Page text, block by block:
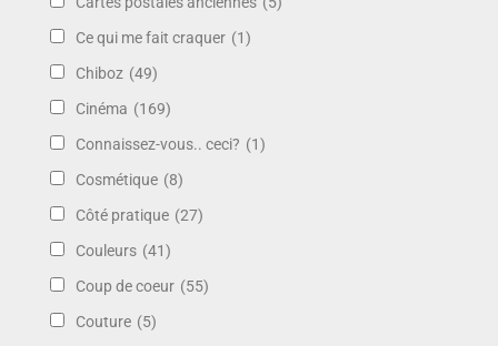
Ce qui me fait craquer (1)
Chiboz (49)
Cinéma (169)
Connaissez-vous.. ceci? (1)
Cosmétique (8)
Côté pratique (27)
Couleurs (41)
Coup de coeur (55)
Couture (5)